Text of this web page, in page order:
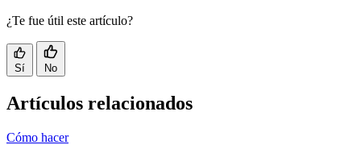
¿Te fue útil este artículo?
Sí No
Artículos relacionados
Cómo hacer